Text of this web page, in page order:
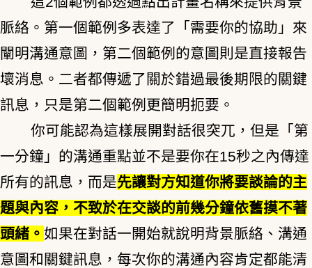
脈絡。第一個範例多表達了「需要你的協助」來
闡明溝通意圖，第二個範例的意圖則是直接報告
壞消息。二者都傳遞了關於錯過最後期限的關鍵
訊息，只是第二個範例更簡明扼要。
你可能認為這樣展開對話很突兀，但是「第
一分鐘」的溝通重點並不是要你在15秒之內傳達
所有的訊息，而是先讓對方知道你將要談論的主
題與內容，不致於在交談的前幾分鐘依舊摸不著
頭緒。 如果在對話一開始就說明背景脈絡、溝通
意圖和關鍵訊息，每次你的溝通內容肯定都能清